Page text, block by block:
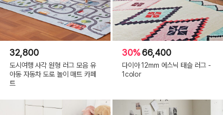
32,800
도시여행 사각 원형 러그 모음 유
아동 자동차 도로 놀이 매트 카페
트
30%66,400
다이아 12mm 에스닉 태슬 러그 -
1color